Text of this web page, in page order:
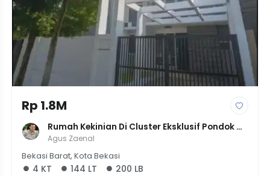
Rp 1.8M
Rumah Kekinian Di Cluster Eksklusif Pondok
Indah Bekasi - Desain Minimalis, Harga 1.8M!
Agus Zaenal
Bekasi Barat, Kota Bekasi
4 KT 144 LT 200 LB